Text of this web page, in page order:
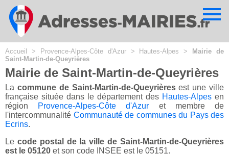
Accueil > Provence-Alpes-Côte d'Azur> Hautes-Alpes >
Mairie de
Saint-Martin-de-Queyrières
Mairie de Saint-Martin-de-Queyrières
La commune de Saint-Martin-de-Queyrièresest une ville
française située dans le département des Hautes-Alpes en
région
Provence-Alpes-Côte d'Azur et membre de
l'intercommunalité Communauté de communes du Pays des
Ecrins.
Le code postal de la ville de Saint-Martin-de-Queyrières
est le 05120 et son code INSEE est le 05151.
Cookies management panel